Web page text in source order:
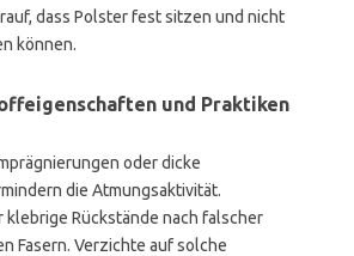
dass Polster fest sitzen und nicht
können.
und Praktiken
oder dicke
die Atmungsaktivität.
klebrige Rückstände nach falscher
Fasern. Verzichte auf solche